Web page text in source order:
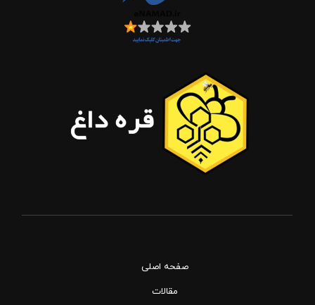
صفحه اصلی
مقالات